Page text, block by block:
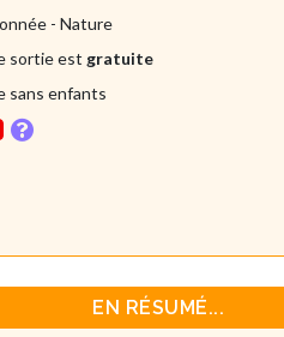
- Nature
sortie est gratuite
sans enfants
EN RÉSUMÉ...